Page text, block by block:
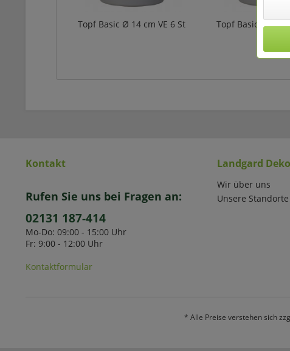
Topf Basic Ø 14 cm VE 6 St Topf Basic Ø 10
Kontakt
Rufen Sie uns bei Fragen an:
02131 187-414
Mo-Do: 09:00 - 15:00 Uhr
Fr: 9:00 - 12:00 Uhr
Kontaktformular
Landgard
Wir über uns
Unsere Standorte
* Alle Preise verstehen sich